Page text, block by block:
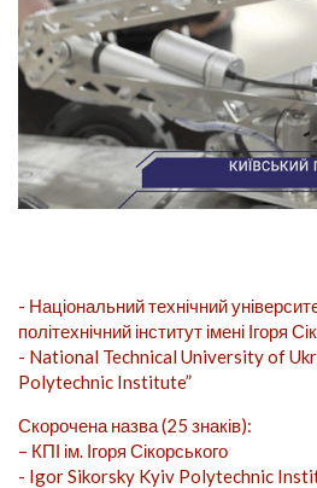
- Національний технічний
політехнічний інститут імені Ігоря
- National Technical University of
Polytechnic Institute”
Скорочена назва (25 знаків):
– КПІ ім. Ігоря Сікорського
- Igor Sikorsky Kyiv Polytechnic